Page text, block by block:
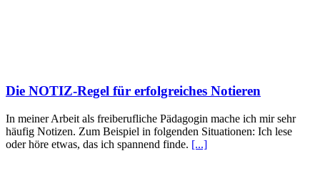
Die NOTIZ-Regel für erfolgreiches Notieren
In meiner Arbeit als freiberufliche Pädagogin mache ich mir sehr
häufig Notizen. Zum Beispiel in folgenden Situationen: Ich lese
oder höre etwas, das ich spannend finde. [...]